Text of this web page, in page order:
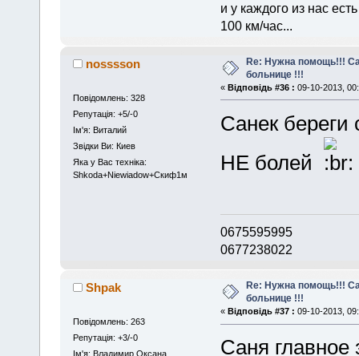
и у каждого из нас
100 км/час...
nosssson
Повідомлень: 328
Репутація: +5/-0
Iм'я: Виталий
Звідки Ви: Киев
Яка у Вас техніка:
Shkoda+Niewiadow+Скиф1м
Re: Нужна помощь!!!
больнице !!!
« Відповідь #36 : 09-10-2013,
Санек береги
НЕ болей
0675595995
0677238022
Shpak
Повідомлень: 263
Репутація: +3/-0
Iм'я: Владимир Оксана
Re: Нужна помощь!!!
больнице !!!
« Відповідь #37 : 09-10-2013,
Саня главное